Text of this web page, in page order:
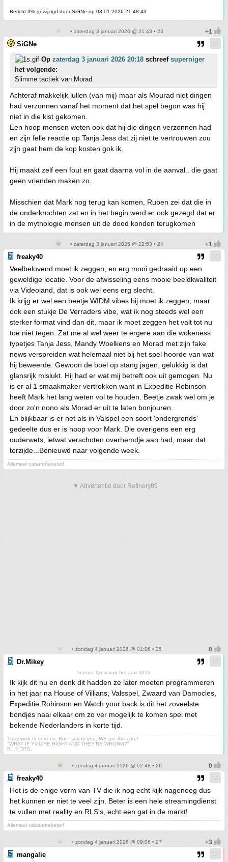
Bericht 3% gewijzigd door SiGNe op 03-01-2026 21:48:43
• zaterdag 3 januari 2026 @ 21:43 • 23
SiGNe
Op zaterdag 3 januari 2026 20:18 schreef superniger
het volgende:
Slimme tactiek van Morad.
Achteraf makkelijk lullen (van mij) maar als Mourad niet dingen
had verzonnen vanaf het moment dat het spel begon was hij
niet in die kist gekomen.
Een hoop mensen weten ook dat hij die dingen verzonnen had
en zijn felle reactie op Tanja Jess dat zij niet te vertrouwen zou
zijn gaat hem de kop kosten gok ik.
Hij maakt zelf een fout en gaat daarna vol in de aanval.. die gaat
geen vrienden maken zo.
Misschien dat Mark nog terug kan komen, Ruben zei dat die in
de onderkrochten zat en in het begin werd er ook gezegd dat er
in de mythologie mensen uit de dood konden terugkomen
• zaterdag 3 januari 2026 @ 22:53 • 24
freaky40
Veelbelovend moet ik zeggen, en erg mooi gedraaid op een
geweldige locatie. Voor de afwisseling eens mooie beeldkwaliteit
via Videoland, dat is ook wel eens erg slecht.
Ik krijg er wel een beetje WIDM vibes bij moet ik zeggen, maar
ook een stukje De Verraders vibe, wat ik nog steeds wel een
sterker format vind dan dit, maar ik moet zeggen het valt tot nu
toe niet tegen. Zat me al wel weer te ergere aan die wokeness
typetjes Tanja Jess, Mandy Woelkens en Morad met zijn fake
news verspreiden wat helemaal niet bij het spel hoorde van wat
hij beweerde. Gewoon de boel op stang jagen, gelukkig is dat
glansrijk mislukt. Hij had er wat mij betreft ook uit gemogen. Nu
is er al 1 smaakmaker vertrokken want in Expeditie Robinson
heeft Mark het lang weten vol te houden. Beetje zwak wel om je
door zo'n nono als Morad er uit te laten bonjouren.
En blijkbaar is er net als in Valspel een soort 'ondergronds'
gedeelte dus er is hoop voor Mark. Die overigens een erg
ouderwets, ietwat verschoten overhemdje aan had, maar dat
terzijde...Benieuwd naar volgende week.
Allemaal cabaretteketet!
▼ Advertentie door Refinery89
• zondag 4 januari 2026 @ 01:06 • 25
Dr.Mikey
Games Crew van het jaar 2013
Ik kijk dit nu en denk dit hadden ze later moeten programmeren
in het jaar na House of Villians, Valsspel, Zwaard van Damocles,
Expeditie Robinson en Watch your back is dit het zoveelste
bondjes naai elkaar om zo ver mogelijk te komen spel met
bekende Nederlanders in korte tijd.
They wish to cure us. But I say to you, WE are the cure!
"WHAT IF YOU'RE RIGHT AND THEY'RE WRONG?"
R.I.P DTS.
• zondag 4 januari 2026 @ 02:48 • 26
freaky40
Het is de enige vorm van TV die ik nog echt kijk nagenoeg dus
het kunnen er niet te veel zijn. Beter is een hele streamingdienst
te vullen met reality en RLS's, echt een gat in de markt!
Allemaal cabaretteketet!
• zondag 4 januari 2026 @ 09:06 • 27
mangalie